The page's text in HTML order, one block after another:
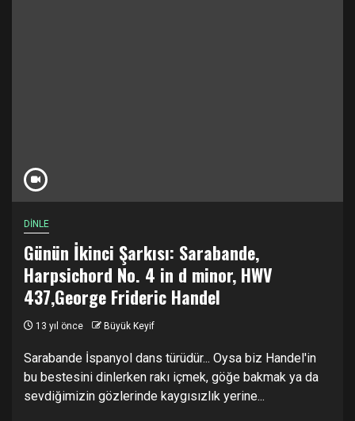
DİNLE
Günün İkinci Şarkısı: Sarabande,
Harpsichord No. 4 in d minor, HWV
437,George Frideric Handel
13 yıl önce Büyük Keyif
Sarabande İspanyol dans türüdür... Oysa biz Handel'in
bu bestesini dinlerken rakı içmek, göğe bakmak ya da
sevdiğimizin gözlerinde kaygısızlık yerine...